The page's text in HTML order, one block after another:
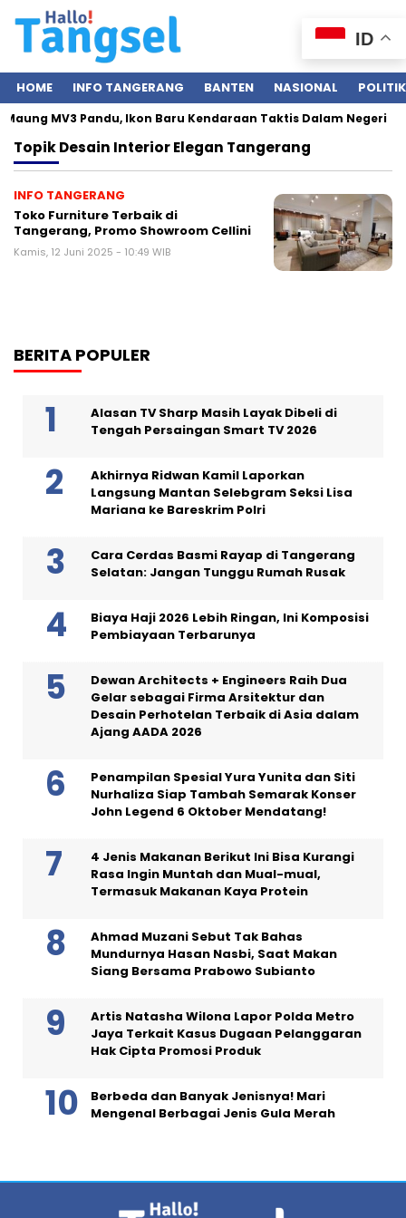
HOME INFO TANGERANG BANTEN NASIONAL POLITIK
MV3 Pandu, Ikon Baru Kendaraan Taktis Dalam Negeri
TopikDesain Interior Elegan Tangerang
INFO TANGERANG
Toko Furniture Terbaik di
Tangerang, Promo Showroom Cellini
Kamis, 12 Juni 2025 - 10:49 WIB
BERITA POPULER
Alasan TV Sharp Masih Layak Dibeli di
Tengah Persaingan Smart TV 2026
Akhirnya Ridwan Kamil Laporkan
Langsung Mantan Selebgram Seksi Lisa
Mariana ke Bareskrim Polri
Cara Cerdas Basmi Rayap di Tangerang
Selatan: Jangan Tunggu Rumah Rusak
Biaya Haji 2026 Lebih Ringan, Ini Komposisi
Pembiayaan Terbarunya
Dewan Architects + Engineers Raih Dua
Gelar sebagai Firma Arsitektur dan
Desain Perhotelan Terbaik di Asia dalam
Ajang AADA 2026
Penampilan Spesial Yura Yunita dan Siti
Nurhaliza Siap Tambah Semarak Konser
John Legend 6 Oktober Mendatang!
4 Jenis Makanan Berikut Ini Bisa Kurangi
Rasa Ingin Muntah dan Mual-mual,
Termasuk Makanan Kaya Protein
Ahmad Muzani Sebut Tak Bahas
Mundurnya Hasan Nasbi, Saat Makan
Siang Bersama Prabowo Subianto
Artis Natasha Wilona Lapor Polda Metro
Jaya Terkait Kasus Dugaan Pelanggaran
Hak Cipta Promosi Produk
Berbeda dan Banyak Jenisnya! Mari
Mengenal Berbagai Jenis Gula Merah
ID